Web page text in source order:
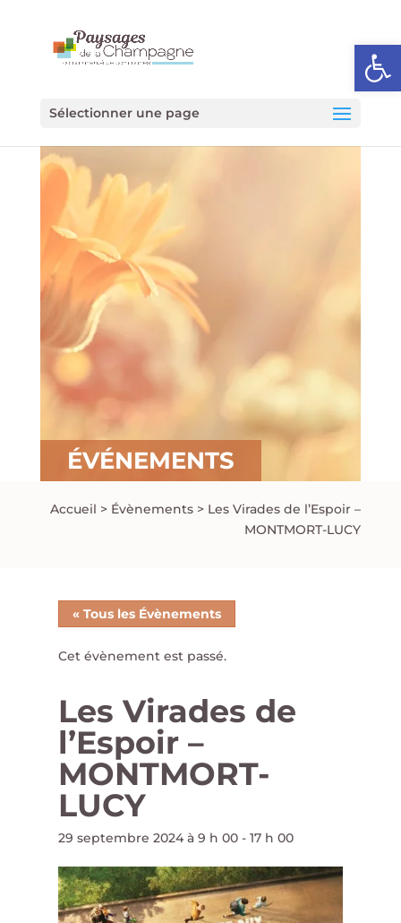
Ouvrir
Sélectionner une page
ÉVÉNEMENTS
Accueil > Évènements > Les Virades de l’Espoir –
MONTMORT-LUCY
« Tous les Évènements
Cet évènement est passé.
Les Virades de
l’Espoir –
MONTMORT-
LUCY
29 septembre 2024 à 9 h 00- 17 h 00